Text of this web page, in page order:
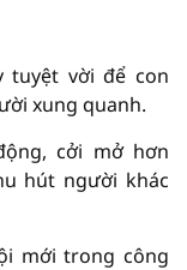
tuyệt vời để con
xung quanh.
cởi mở hơn
hút người khác
mới trong công